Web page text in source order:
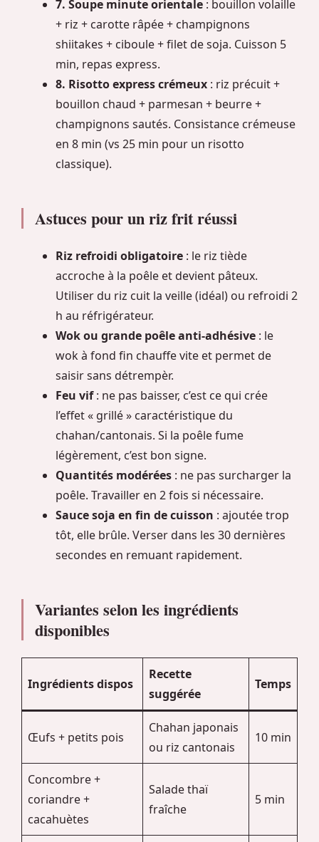
7. Soupe minute orientale : bouillon volaille
+ riz + carotte râpée + champignons
shiitakes + ciboule + filet de soja. Cuisson 5
min, repas express.
8. Risotto express crémeux : riz précuit +
bouillon chaud + parmesan + beurre +
champignons sautés. Consistance crémeuse
en 8 min (vs 25 min pour un risotto
classique).
Astuces pour un riz frit réussi
Riz refroidi obligatoire : le riz tiède
accroche à la poêle et devient pâteux.
Utiliser du riz cuit la veille (idéal) ou refroidi 2
h au réfrigérateur.
Wok ou grande poêle anti-adhésive : le
wok à fond fin chauffe vite et permet de
saisir sans détrempèr.
Feu vif: ne pas baisser, c’est ce qui crée
l’effet « grillé » caractéristique du
chahan/cantonais. Si la poêle fume
légèrement, c’est bon signe.
Quantités modérées : ne pas surcharger la
poêle. Travailler en 2 fois si nécessaire.
Sauce soja en fin de cuisson : ajoutée trop
tôt, elle brûle. Verser dans les 30 dernières
secondes en remuant rapidement.
Variantes selon les ingrédients
disponibles
Ingrédients dispos
Recette
suggérée
Temps
Œufs + petits pois
Chahan japonais
ou riz cantonais
10 min
Concombre +
coriandre +
cacahuètes
Salade thaï
fraîche
5 min